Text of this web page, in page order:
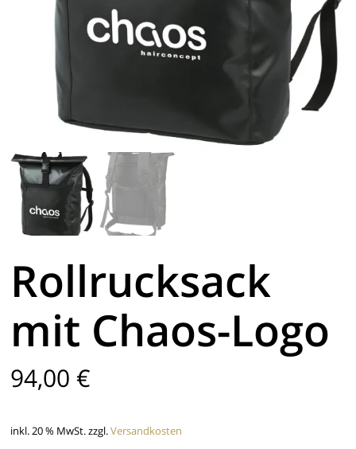
Rollrucksack
mit Chaos-Logo
94,00 €
inkl. 20 % MwSt. zzgl.Versandkosten